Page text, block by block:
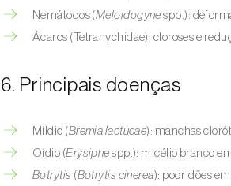
Nemátodos (Meloidogyne spp.):
Ácaros (Tetranychidae): cloroses e
6. Principais doenças
Míldio (Bremia lactucae): manchas
Oídio (Erysiphe spp.): micélio branco
Botrytis (Botrytis cinerea): podridões